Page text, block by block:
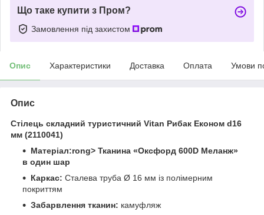
Що таке купити з Пром?
Замовлення під захистом
Опис Характеристики Доставка Оплата Умови
Опис
Стілець складний туристичний Vitan Рибак Економ d16
мм (2110041)
Матеріал:rong> Тканина «Оксфорд 600D Меланж»
в один шар
Каркас: Сталева труба Ø 16 мм із полімерним
покриттям
Забарвлення тканин: камуфляж